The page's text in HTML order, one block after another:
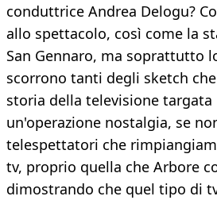
conduttrice Andrea Delogu?
allo spettacolo, così come la
San Gennaro, ma soprattutto
scorrono tanti degli sketch
storia della televisione targata
un'operazione nostalgia, se
telespettatori che
tv, proprio quella che Arbore
dimostrando che quel tipo di